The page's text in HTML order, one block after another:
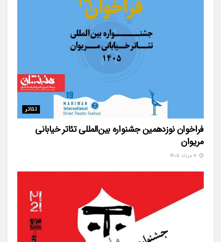
تئاتر
فراخوان نوزدهمین جشنواره بین‌المللی تئاتر خیابانی
مریوان